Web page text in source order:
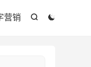


营销